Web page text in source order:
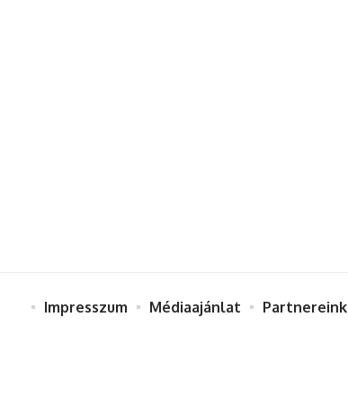
Impresszum Médiaajánlat Partnereink